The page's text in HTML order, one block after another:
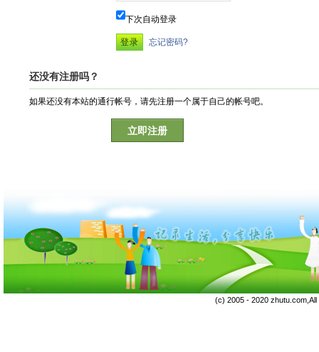
下次自动登录
忘记密码?
还没有注册吗？
如果还没有本站的通行帐号，请先注册一个属于自己的帐号吧。
立即注册
(c) 2005 - 2020